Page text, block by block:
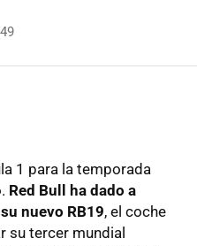
1 para la temporada
Red Bull ha dado a
nuevo RB19, el coche
su tercer mundial